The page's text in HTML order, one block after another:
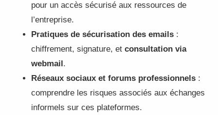
pour un accès sécurisé aux ressources de
l’entreprise.
Pratiques de sécurisation des emails:
chiffrement, signature, et consultation via
webmail.
Réseaux sociaux et forums professionnels:
comprendre les risques associés aux échanges
informels sur ces plateformes.